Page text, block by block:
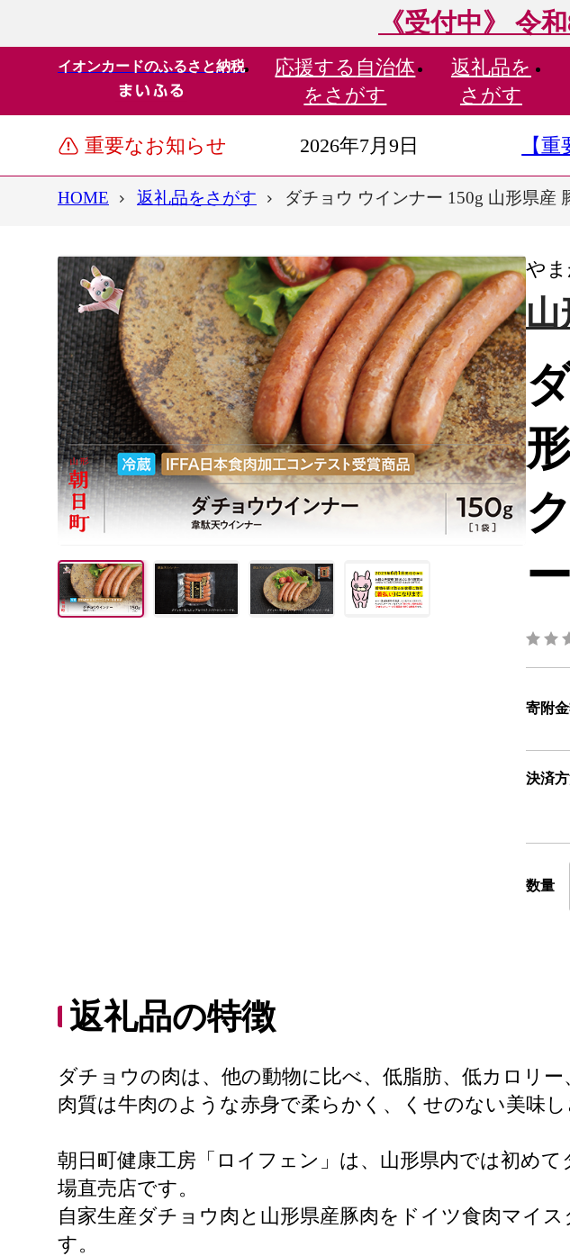
《受付中》 令
イオンカードのふるさと納税 応援する 自治体
をさがす
返礼品を
さがす
重要なお知らせ 2026年7月9日 【
HOME 返礼品をさがす ダチョウ ウインナー 150g 山形県産
や
山
寄附
決済
数量
返礼品の特徴
ダチョウの肉は、他の動物に比べ、低脂肪、低カロリ
肉質は牛肉のような赤身で柔らかく、くせのない美味
朝日町健康工房「ロイフェン」は、山形県内では初め
場直売店です。
自家生産ダチョウ肉と山形県産豚肉をドイツ食肉マイ
す。